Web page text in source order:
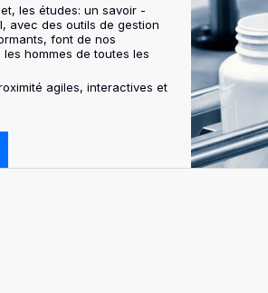
les études: un savoir -
avec des outils de gestion
font de nos
hommes de toutes les
agiles, interactives et